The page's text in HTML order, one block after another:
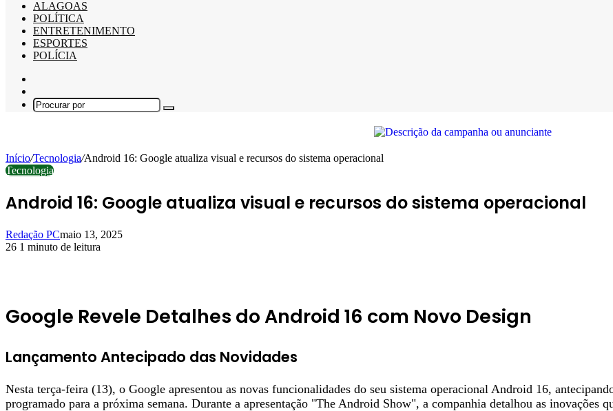
ALAGOAS
POLÍTICA
ENTRETENIMENTO
ESPORTES
POLÍCIA
skin
Procurar
Início/Tecnologia/Android 16: Google atualiza visual e recursos do sistema operacional
Tecnologia
Android 16: Google atualiza visual e recursos do sistema operacional
Redação PCmaio 13, 2025
26 1 minuto de leitura
Google Revele Detalhes do Android 16 com Novo Design
Lançamento Antecipado das Novidades
Nesta terça-feira (13), o Google apresentou as novas funcionalidades do seu sistema operacional Android 16,
programado para a próxima semana. Durante a apresentação "The Android Show", a companhia detalhou as inovações